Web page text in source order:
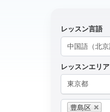
レッスン言語
レッスンエリア
東京都
豊島区